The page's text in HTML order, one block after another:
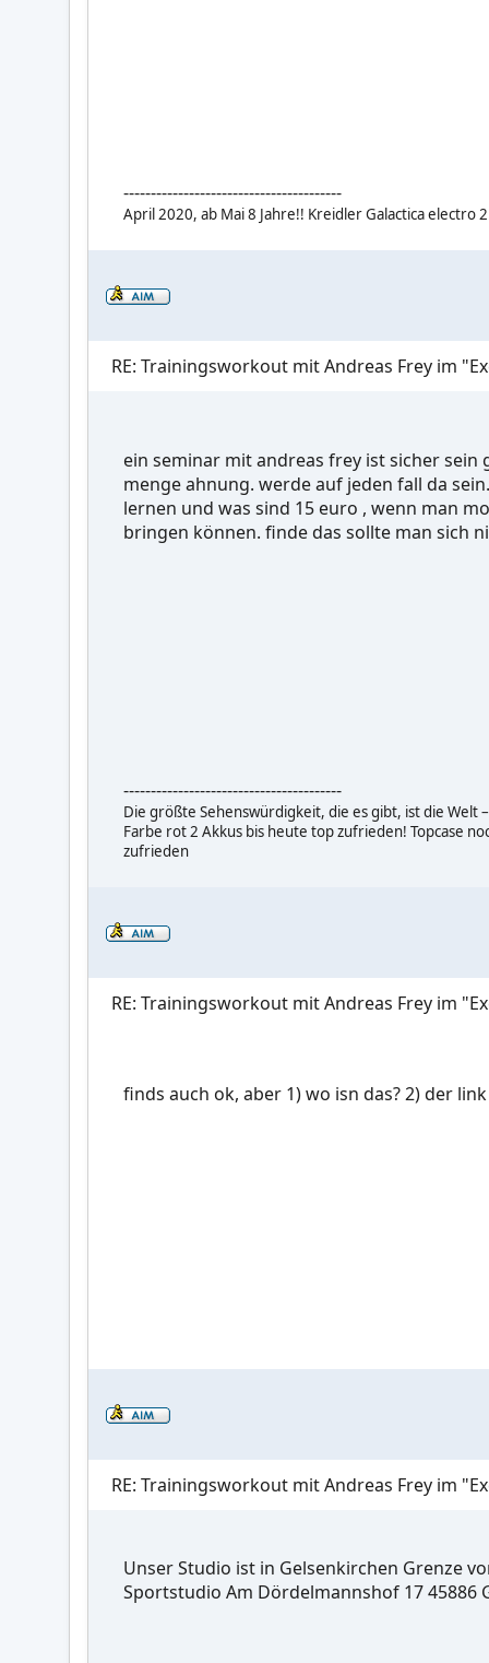
----------------------------------------
April 2020, ab Mai 8 Jahre!! Kreidler Galactica electro
RE: Trainingsworkout mit Andreas Frey im
ein seminar mit andreas frey ist sicher
menge ahnung. werde auf jeden fall da
lernen und was sind 15 euro , wenn man
bringen können. finde das sollte man sich
----------------------------------------
Die größte Sehenswürdigkeit, die es gibt, ist die Welt
Farbe rot 2 Akkus bis heute top zufrieden! Topcase
zufrieden
RE: Trainingsworkout mit Andreas Frey im
finds auch ok, aber 1) wo isn das? 2) der
RE: Trainingsworkout mit Andreas Frey im
Unser Studio ist in Gelsenkirchen Grenze
Sportstudio Am Dördelmannshof 17 45886